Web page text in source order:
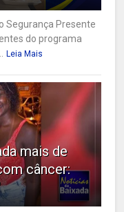
Segurança Presente
do programa
Leia Mais
mais de
câncer: